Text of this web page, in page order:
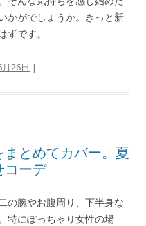
かがでしょうか。きっと新
ずです。
26日 |
とめてカバー。夏
コーデ
の腕やお腹周り、下半身な
特にぽっちゃり女性の場